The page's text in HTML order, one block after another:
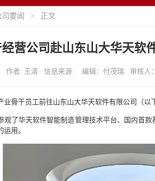
司要闻 > 正文
营公司赴山东山大华天软
作者: 王清 信息来源: 编辑：付茂瑞 审核人
业骨干员工前往山东山大华天软件有限公司（
观了华天软件智能制造管理技术平台、国内首
用。